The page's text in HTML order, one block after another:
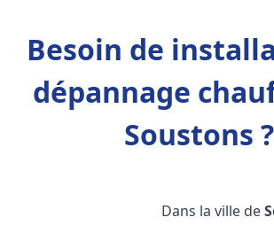
Besoin de
dépannage
Soustons ?
Dans la ville de